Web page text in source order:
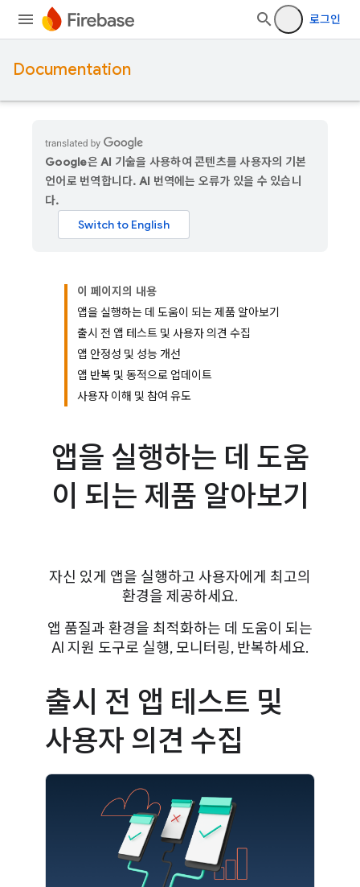
로그인
Documentation
Google은 AI 기술을 사용하여 콘텐츠를 사용자의 기본
언어로 번역합니다. AI 번역에는 오류가 있을 수 있습니
다.
이 페이지의 내용
앱을 실행하는 데 도움이 되는 제품 알아보기
출시 전 앱 테스트 및 사용자 의견 수집
앱 안정성 및 성능 개선
앱 반복 및 동적으로 업데이트
사용자 이해 및 참여 유도
앱을 실행하는 데 도움
이 되는 제품 알아보기
자신 있게 앱을 실행하고 사용자에게 최고의
환경을 제공하세요.
앱 품질과 환경을 최적화하는 데 도움이 되는
AI 지원 도구로 실행, 모니터링, 반복하세요.
출시 전 앱 테스트 및
사용자 의견 수집